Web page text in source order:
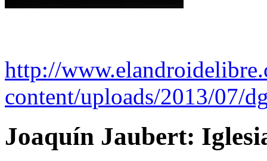
http://
content/uploads/2013/07/
Joaquín Jaubert: